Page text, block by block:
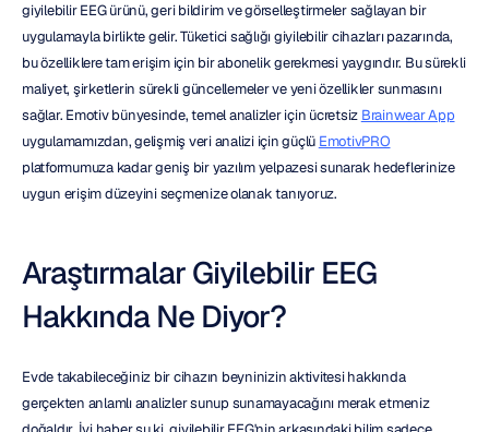
giyilebilir EEG ürünü, geri bildirim ve görselleştirmeler sağlayan bir
uygulamayla birlikte gelir. Tüketici sağlığı giyilebilir cihazları pazarında,
bu özelliklere tam erişim için bir abonelik gerekmesi yaygındır. Bu sürekli
maliyet, şirketlerin sürekli güncellemeler ve yeni özellikler sunmasını
sağlar. Emotiv bünyesinde, temel analizler için ücretsiz Brainwear App
uygulamamızdan, gelişmiş veri analizi için güçlü EmotivPRO
platformumuza kadar geniş bir yazılım yelpazesi sunarak hedeflerinize
uygun erişim düzeyini seçmenize olanak tanıyoruz.
Araştırmalar Giyilebilir EEG
Hakkında Ne Diyor?
Evde takabileceğiniz bir cihazın beyninizin aktivitesi hakkında
gerçekten anlamlı analizler sunup sunamayacağını merak etmeniz